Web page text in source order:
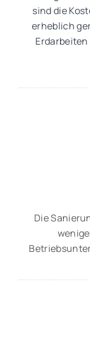
sind die
erheblich
Die